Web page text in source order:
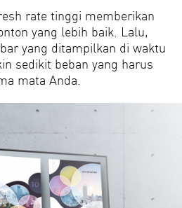
rate tinggi memberikan
yang lebih baik. Lalu,
yang ditampilkan di waktu
sedikit beban yang harus
mata Anda.